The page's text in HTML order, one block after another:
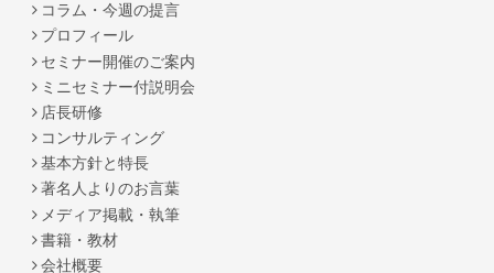
コラム・今週の提言
プロフィール
セミナー開催のご案内
ミニセミナー付説明会
店長研修
コンサルティング
基本方針と特長
著名人よりのお言葉
メディア掲載・執筆
書籍・教材
会社概要